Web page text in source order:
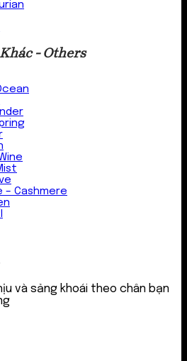
Khác - Others
– Cashmere
và sảng khoái theo chân bạn